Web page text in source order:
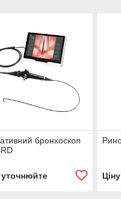
бронхоскоп
уточнюйте